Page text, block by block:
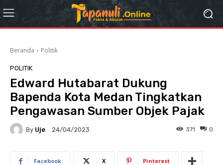
Beranda Politik
POLITIK
Edward Hutabarat Dukung
Bapenda Kota Medan Tingkatkan
Pengawasan Sumber Objek Pajak
By Uje 24/04/2023 0
371
Facebook X Pinterest